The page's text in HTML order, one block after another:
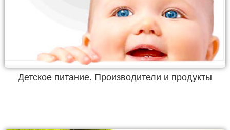
Детское питание. Производители и продукты